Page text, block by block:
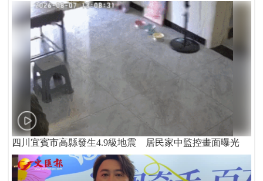
四川宜賓市高縣發生4.9級地震 居民家中監控畫面曝光